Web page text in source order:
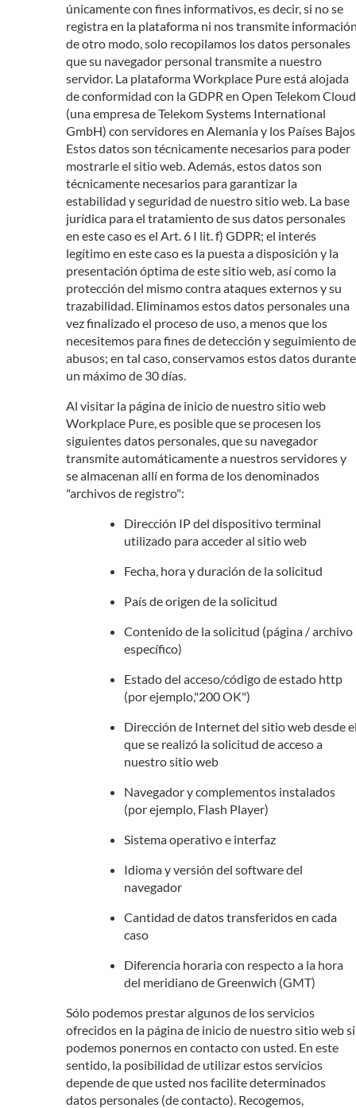
únicamente con fines informativos, es decir, si no se
registra en la plataforma ni nos transmite
de otro modo, solo recopilamos los datos personales
que su navegador personal transmite a nuestro
servidor. La plataforma Workplace Pure está alojada
de conformidad con la GDPR en Open Telekom Cloud
(una empresa de Telekom Systems International
GmbH) con servidores en Alemania y los Países
Estos datos son técnicamente necesarios para poder
mostrarle el sitio web. Además, estos datos son
técnicamente necesarios para garantizar la
estabilidad y seguridad de nuestro sitio web. La base
jurídica para el tratamiento de sus datos personales
en este caso es el Art. 6 I lit. f) GDPR; el interés
legítimo en este caso es la puesta a disposición y la
presentación óptima de este sitio web, así como la
protección del mismo contra ataques externos y su
trazabilidad. Eliminamos estos datos personales una
vez finalizado el proceso de uso, a menos que los
necesitemos para fines de detección y seguimiento de
abusos; en tal caso, conservamos estos datos durante
un máximo de 30 días.
Al visitar la página de inicio de nuestro sitio web
Workplace Pure, es posible que se procesen los
siguientes datos personales, que su navegador
transmite automáticamente a nuestros servidores y
se almacenan allí en forma de los denominados
"archivos de registro":
Dirección IP del dispositivo terminal
utilizado para acceder al sitio web
Fecha, hora y duración de la solicitud
País de origen de la solicitud
Contenido de la solicitud (página / archivo
específico)
Estado del acceso/código de estado http
(por ejemplo,"200 OK")
Dirección de Internet del sitio web desde
que se realizó la solicitud de acceso a
nuestro sitio web
Navegador y complementos instalados
(por ejemplo, Flash Player)
Sistema operativo e interfaz
Idioma y versión del software del
navegador
Cantidad de datos transferidos en cada
caso
Diferencia horaria con respecto a la hora
del meridiano de Greenwich (GMT)
Sólo podemos prestar algunos de los servicios
ofrecidos en la página de inicio de nuestro sitio web si
podemos ponernos en contacto con usted. En este
sentido, la posibilidad de utilizar estos servicios
depende de que usted nos facilite determinados
datos personales (de contacto). Recogemos,